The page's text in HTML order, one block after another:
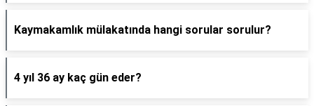
Kaymakamlık mülakatında hangi sorular sorulur?
4 yıl 36 ay kaç gün eder?